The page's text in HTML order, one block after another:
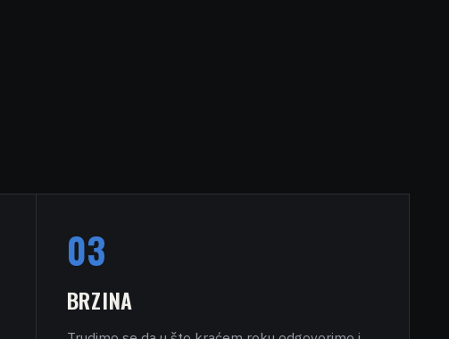
03
BRZINA